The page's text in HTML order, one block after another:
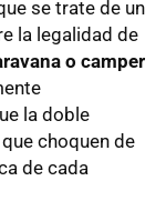
se trate de un
la legalidad de
o camper
la doble
choquen de
de cada